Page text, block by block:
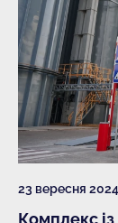
23 вересня
Комплекс